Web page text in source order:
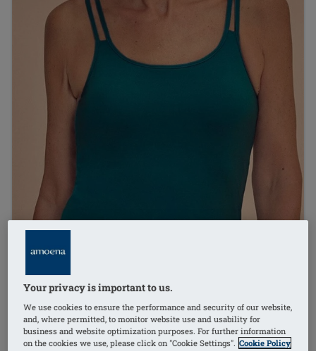
1/4
Your privacy is important to us.
We use cookies to ensure the performance and security of our website,
and, where permitted, to monitor website use and usability for
business and website optimization purposes. For further information
on the cookies we use, please click on "Cookie Settings". Cookie Policy